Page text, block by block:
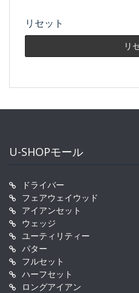
リセット
U-SHOPモール
ドライバー
フェアウェイウッド
アイアンセット
ウェッジ
ユーティリティー
パター
フルセット
ハーフセット
ロングアイアン